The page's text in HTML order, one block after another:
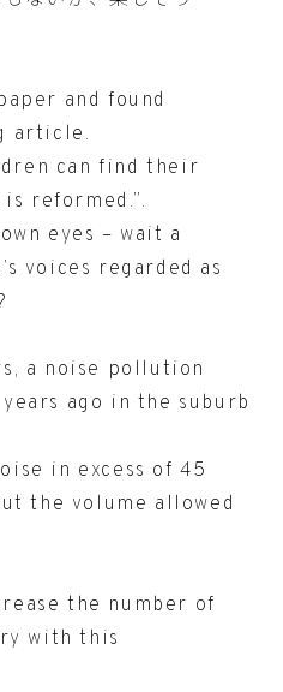
and found
article.
can find their
reformed.”.
eyes – wait a
voices regarded as
a noise pollution
ago in the suburb
in excess of 45
the volume allowed
the number of
with this